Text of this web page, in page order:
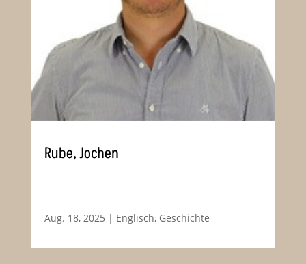
Rube, Jochen
Aug. 18, 2025 | Englisch, Geschichte